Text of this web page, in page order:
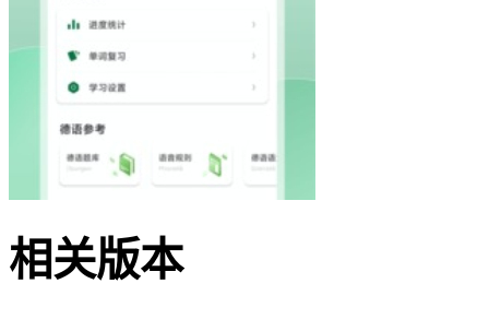
相关版本